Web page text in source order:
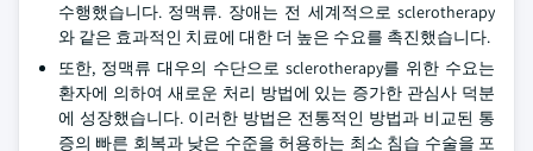
수행했습니다. 정맥류. 장애는 전 세계적으로 sclerotherapy
와 같은 효과적인 치료에 대한 더 높은 수요를 촉진했습니다.
또한, 정맥류 대우의 수단으로 sclerotherapy를 위한 수요는
환자에 의하여 새로운 처리 방법에 있는 증가한 관심사 덕분
에 성장했습니다. 이러한 방법은 전통적인 방법과 비교된 통
증의 빠른 회복과 낮은 수준을 허용하는 최소 침습 수술을 포